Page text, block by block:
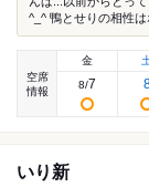
^_^ 鴨とせりの相性は
空席
情報
金
8/7
いり新